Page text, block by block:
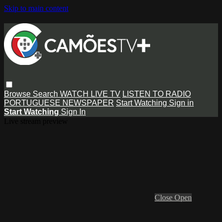
Skip to main content
Browse Search WATCH LIVE TV LISTEN TO RADIO
PORTUGUESE NEWSPAPER Start Watching Sign in
Start Watching Sign In
Close Open